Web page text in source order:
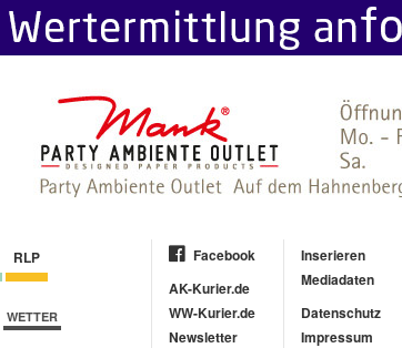
RLP
WETTER
Facebook
AK-Kurier.de
WW-Kurier.de
Newsletter
Inserieren
Mediadaten
Datenschutz
Impressum